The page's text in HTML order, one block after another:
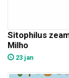
Sitophilus
Milho
23 jan